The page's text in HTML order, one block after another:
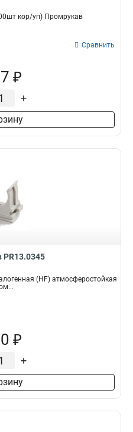
кор/уп) Промрукав
Сравнить
₽
+
(HF) атмосферостойкая
₽
+